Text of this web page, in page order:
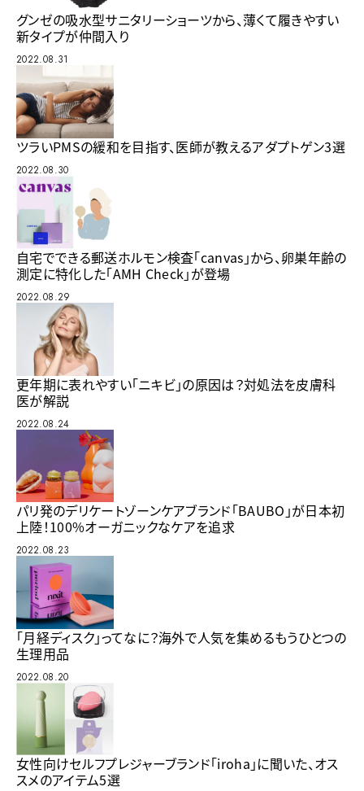
グンゼの吸水型サニタリーショーツから、薄くて履きやすい
新タイプが仲間入り
2022.08.31
ツラいPMSの緩和を目指す、医師が教えるアダプトゲン3選
2022.08.30
自宅でできる郵送ホルモン検査「canvas」から、卵巣年齢の
測定に特化した「AMH Check」が登場
2022.08.29
更年期に表れやすい「ニキビ」の原因は？対処法を皮膚科
医が解説
2022.08.24
パリ発のデリケートゾーンケアブランド「BAUBO」が日本初
上陸！100%オーガニックなケアを追求
2022.08.23
「月経ディスク」ってなに？海外で人気を集めるもうひとつの
生理用品
2022.08.20
女性向けセルフプレジャーブランド「iroha」に聞いた、オス
スメのアイテム5選